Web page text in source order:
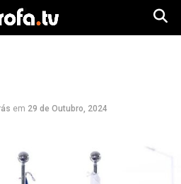
em 29 de Outubro, 2024